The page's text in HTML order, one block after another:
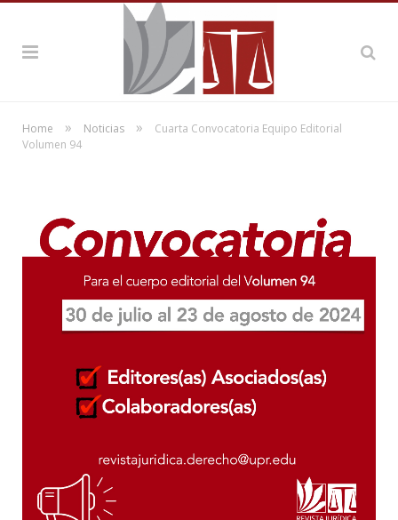
Home » Noticias »
Cuarta Convocatoria Equipo Editorial
Volumen 94